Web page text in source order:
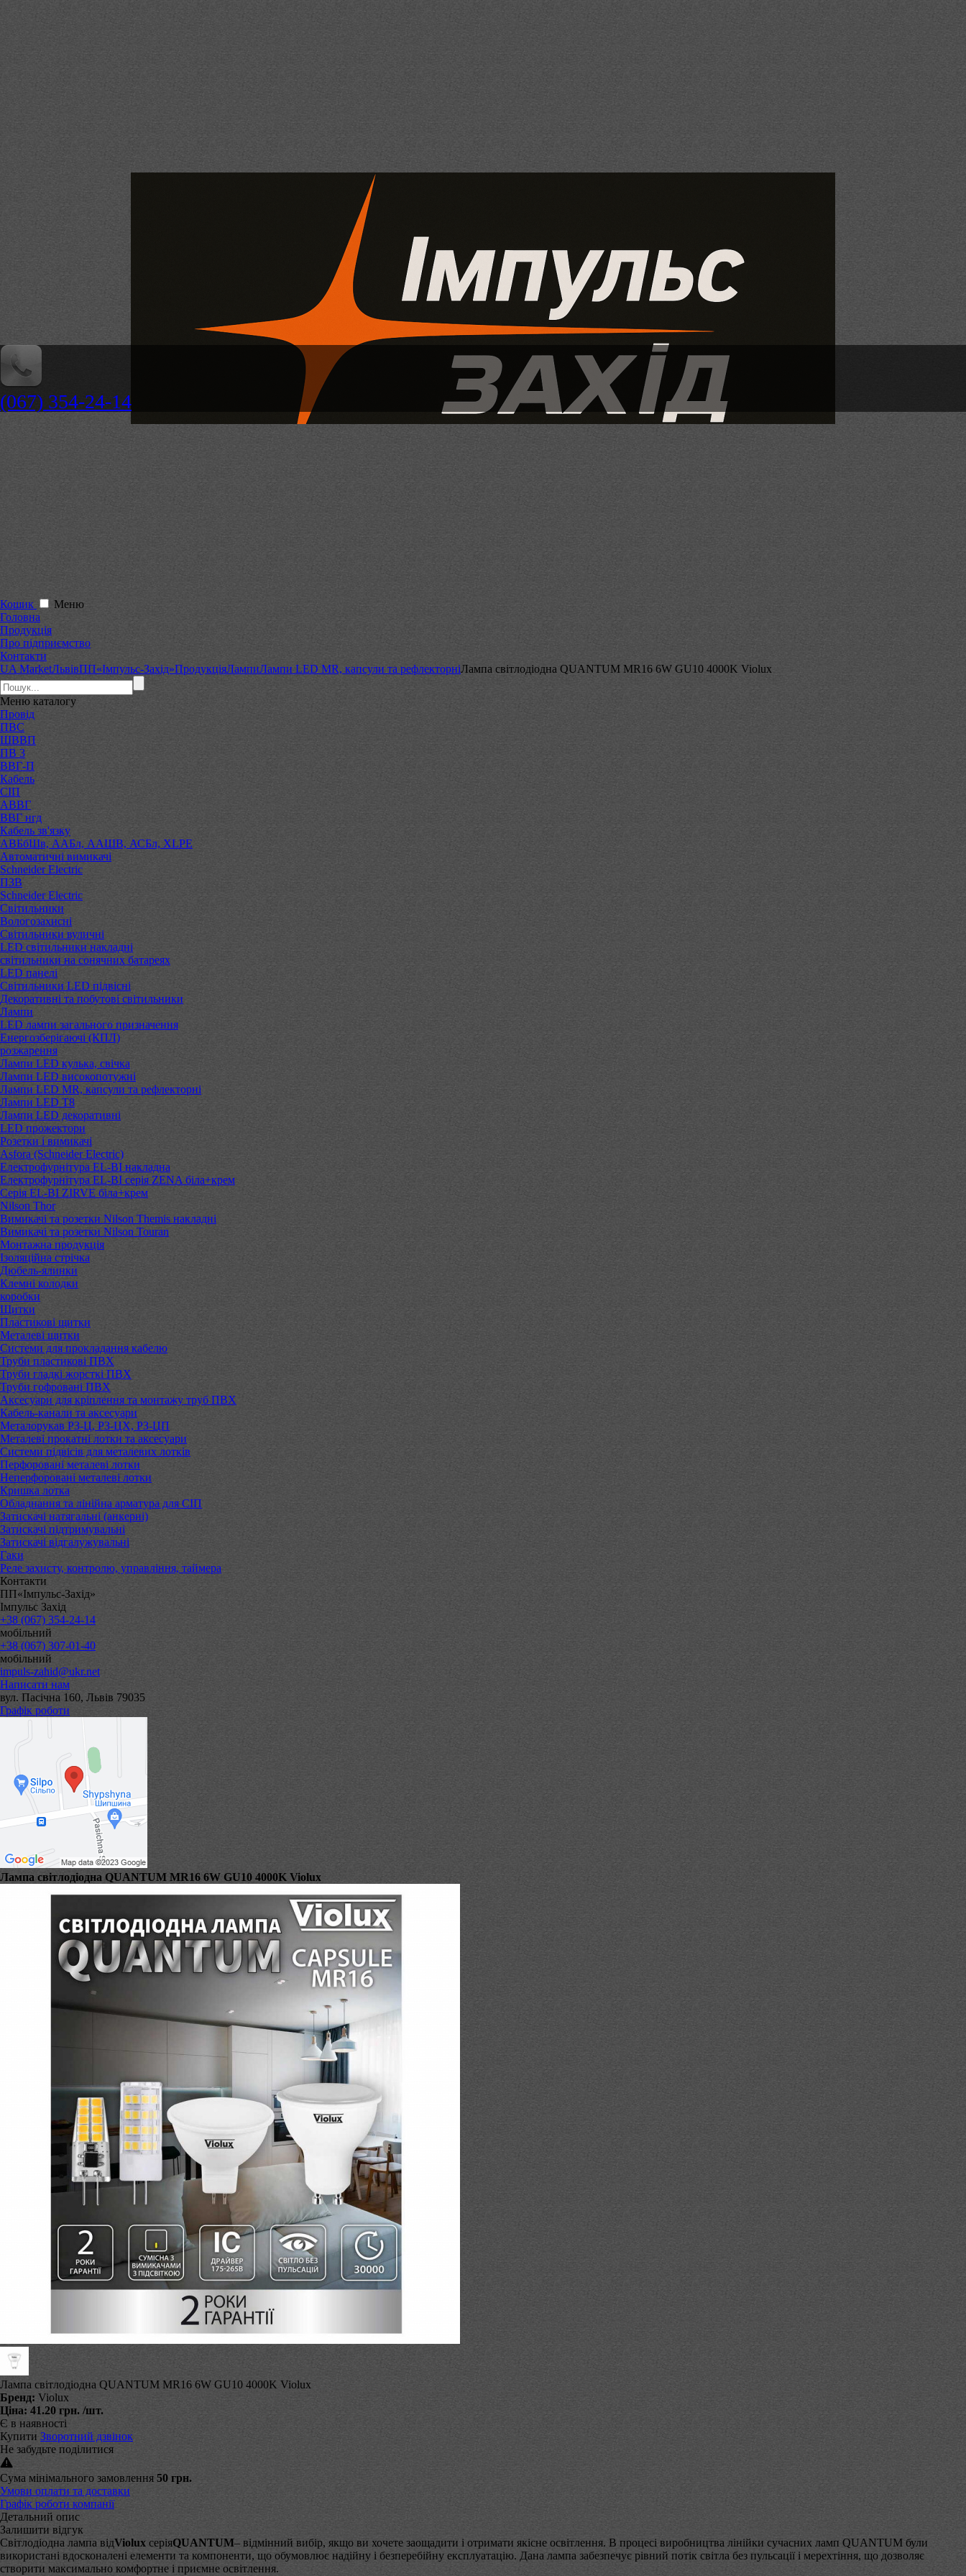
(067) 354-24-14
Кошик
Меню
Головна
Продукція
Про підприємство
Контакти
UA MarketЛьвівПП«Імпульс-Захід»ПродукціяЛампиЛампи LED MR, капсули та рефлекторніЛампа світлодіодна QUANTUM MR16 6W GU10 4000K Violux
Меню каталогу
Провід
ПВС
ШВВП
ПВ 3
ВВГ-П
Кабель
СІП
АВВГ
ВВГ нгд
Кабель зв'язку
АВБбШв, ААБл, ААШВ, АСБл, XLPE
Автоматичні вимикачі
Schneider Electric
ПЗВ
Schneider Electric
Світильники
Вологозахисні
Світильники вуличні
LED світильники накладні
світильники на сонячних батареях
LED панелі
Світильники LED підвісні
Декоративні та побутові світильники
Лампи
LED лампи загального призначення
Енергозберігаючі (КПЛ)
розжарення
Лампи LED кулька, свічка
Лампи LED високопотужні
Лампи LED MR, капсули та рефлекторні
Лампи LED Т8
Лампи LED декоративні
LED прожектори
Розетки і вимикачі
Asfora (Schneider Electric)
Електрофурнітура EL-BI накладна
Електрофурнітура EL-BI серія ZENA біла+крем
Серія EL-BI ZIRVE біла+крем
Nilson Thor
Вимикачі та розетки Nilson Themis накладні
Вимикачі та розетки Nilson Touran
Монтажна продукція
Ізоляційна стрічка
Дюбель-ялинки
Клемні колодки
коробки
Щитки
Пластикові щитки
Металеві щитки
Системи для прокладання кабелю
Труби пластикові ПВХ
Труби гладкі жорсткі ПВХ
Труби гофровані ПВХ
Аксесуари для кріплення та монтажу труб ПВХ
Кабель-канали та аксесуари
Металорукав РЗ-Ц, РЗ-ЦХ, РЗ-ЦП
Металеві прокатні лотки та аксесуари
Системи підвісів для металевих лотків
Перфоровані металеві лотки
Неперфоровані металеві лотки
Кришка лотка
Обладнання та лінійна арматура для СІП
Затискачі натягальні (анкерні)
Затискачі підтримувальні
Затискачі відгалужувальні
Гаки
Реле захисту, контролю, управління, таймера
Контакти
ПП«Імпульс-Захід»
Імпульс Захід
+38 (067) 354-24-14
мобільний
+38 (067) 307-01-40
мобільний
impuls-zahid@ukr.net
Написати нам
вул. Пасічна 160, Львів 79035
Графік роботи
Лампа світлодіодна QUANTUM MR16 6W GU10 4000K Violux
Лампа світлодіодна QUANTUM MR16 6W GU10 4000K Violux
Бренд: Violux
Ціна: 41.20 грн. /шт.
Є в наявності
Купити Зворотний дзвінок
Не забудьте поділитися
Сума мінімального замовлення 50 грн.
Умови оплати та доставки
Графік роботи компанії
Детальний опис
Залишити відгук
Світлодіодна лампа відViolux серіяQUANTUM– відмінний вибір, якщо ви хочете заощадити і отримати якісне освітлення. В процесі виробництва лінійки сучасних ламп QUANTUM були
використані вдосконалені елементи та компоненти, що обумовлює надійну і безперебійну експлуатацію. Дана лампа забезпечує рівний потік світла без пульсації і мерехтіння, що дозволяє
створити максимально комфортне і приємне освітлення.